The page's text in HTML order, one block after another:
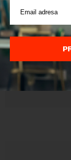
Sajt je zaštićen
Privatnostii